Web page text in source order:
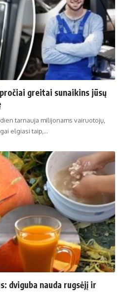
greitai sunaikins jūsų
tarnauja milijonams vairuotojų,
elgiasi taip,…
dviguba nauda rugsėjį ir